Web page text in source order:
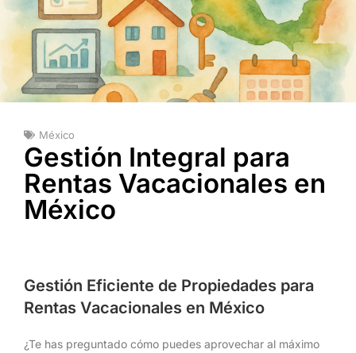
México
Gestión Integral para
Rentas Vacacionales en
México
Gestión Eficiente de Propiedades para
Rentas Vacacionales en México
¿Te has preguntado cómo puedes aprovechar al máximo